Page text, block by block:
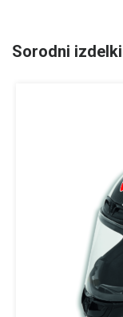
Sorodni izdelki